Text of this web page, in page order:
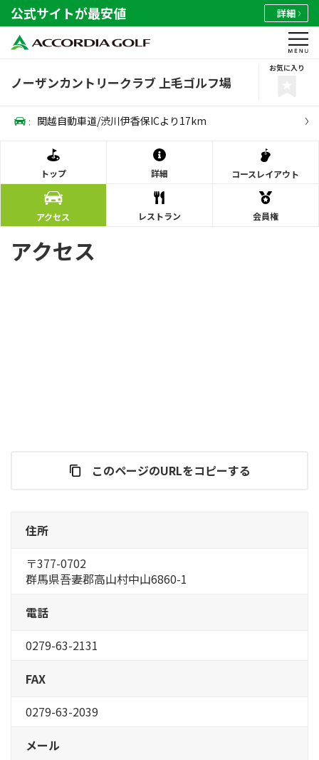
公式サイトが最安値 詳細
ノーザンカントリークラブ 上毛ゴルフ場
お気に入り
: 関越自動車道/渋川伊香保ICより17km
トップ 詳細 コースレイアウト
アクセス レストラン 会員権
アクセス
このページのURLをコピーする
住所
〒377-0702
群馬県吾妻郡高山村中山6860-1
電話
0279-63-2131
FAX
0279-63-2039
メール